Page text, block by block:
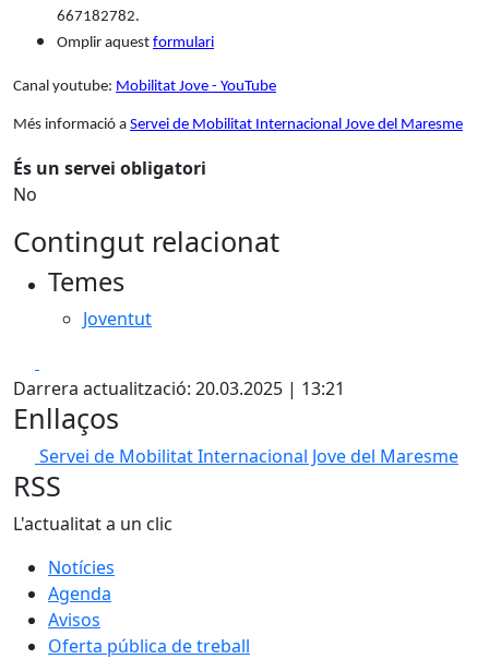
667182782.
Omplir aquest formulari
Canal youtube: Mobilitat Jove - YouTube
Més informació a Servei de Mobilitat Internacional Jove del Maresme
És un servei obligatori
No
Contingut relacionat
Temes
Joventut
Darrera actualització: 20.03.2025 | 13:21
Enllaços
Servei de Mobilitat Internacional Jove del Maresme
RSS
L'actualitat a un clic
Notícies
Agenda
Avisos
Oferta pública de treball